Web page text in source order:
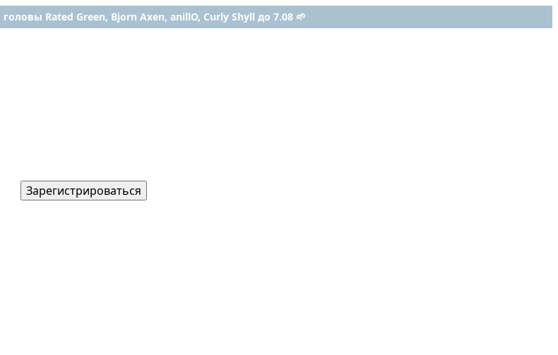
Rated Green, Bjorn Axen, anillO, Curly Shyll до 7.08 🌱
Зарегистрироваться